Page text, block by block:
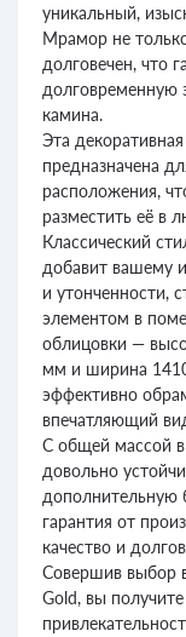
уникальный,
Мрамор не
долговечен, что
долговременную
камина.
Эта
предназначена
расположения,
разместить её в
Классический
добавит вашему
и утонченности,
элементом в
облицовки —
мм и ширина
эффективно
впечатляющий
С общей массой в
довольно
дополнительную
гарантия от
качество и
Совершив выбор
Gold, вы